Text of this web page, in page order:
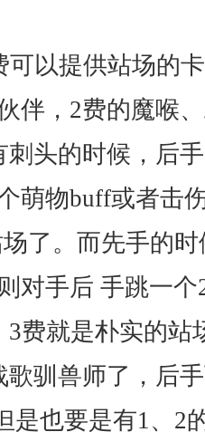
可以提供站场的
伴，2费的魔喉
刺头的时候，后
萌物buff或者击
了。而先手的
对手后 手跳一
3费就是朴实的站
歌驯兽师了，后
是也要是有1、2